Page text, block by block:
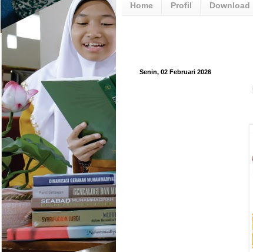
Home Profil Download
Senin, 02 Februari 2026